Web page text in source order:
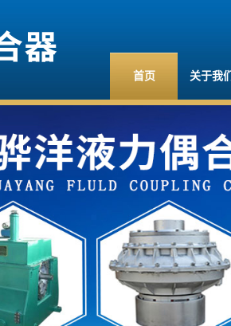
首页 关于我们
资质档案
联系我们